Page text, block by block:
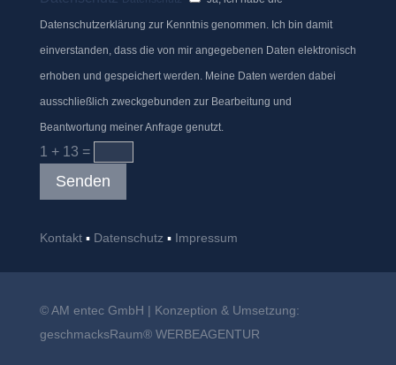
Datenschutzerklärung zur Kenntnis genommen. Ich bin damit
einverstanden, dass die von mir angegebenen Daten elektronisch
erhoben und gespeichert werden. Meine Daten werden dabei
ausschließlich zweckgebunden zur Bearbeitung und
Beantwortung meiner Anfrage genutzt.
1 + 13 =
Senden
Kontakt▪︎ Datenschutz ▪︎ Impressum
© AM entec GmbH | Konzeption & Umsetzung:
geschmacksRaum® WERBEAGENTUR